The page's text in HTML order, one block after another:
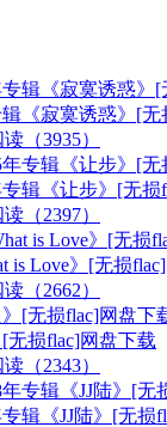
《寂寞诱惑》[无
读（3935）
专辑《让步》[无损
读（2397）
is Love》[无损
读（2662）
无损flac]网盘下载
读（2343）
辑《JJ陆》[无损